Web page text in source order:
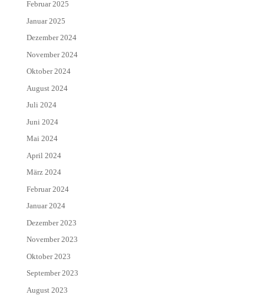
Februar 2025
Januar 2025
Dezember 2024
November 2024
Oktober 2024
August 2024
Juli 2024
Juni 2024
Mai 2024
April 2024
März 2024
Februar 2024
Januar 2024
Dezember 2023
November 2023
Oktober 2023
September 2023
August 2023